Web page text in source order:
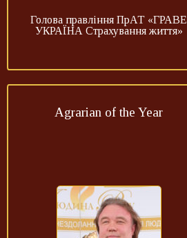
Голова правління ПрАТ «ГРАВЕ
УКРАЇНА Страхування життя»
Agrarian of the Year